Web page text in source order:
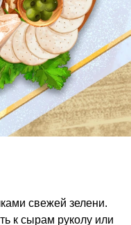
свежей зелени.
к сырам руколу или